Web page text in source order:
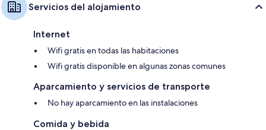
Servicios del alojamiento
Internet
Wifi gratis en todas las habitaciones
Wifi gratis disponible en algunas zonas comunes
Aparcamiento y servicios de transporte
No hay aparcamiento en las instalaciones
Comida y bebida